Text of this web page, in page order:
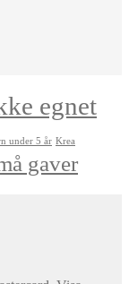
egnet
under 5 år Krea
gaver